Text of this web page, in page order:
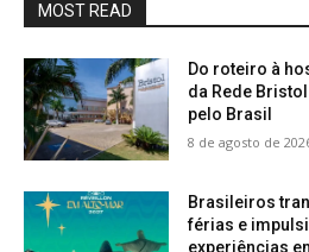
MOST READ
Do roteiro à
da Rede
pelo Brasil
8 de agosto de
Brasileiros
férias e
experiências